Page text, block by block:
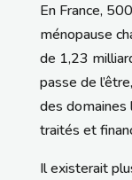
En France,
ménopause
de 1,23
passe de
des domaines
traités et
Il existerait